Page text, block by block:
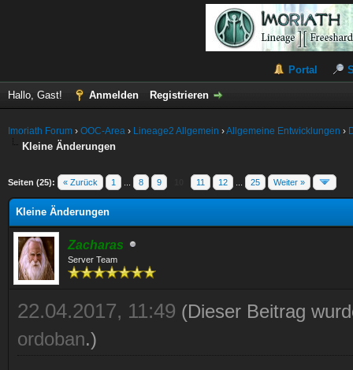
Portal
Hallo, Gast! Anmelden Registrieren
Imoriath Forum › OOC-Area › Lineage2 Allgemein ›Allgemeine Entwicklungen ›
Kleine Änderungen
Seiten (25): « Zurück 1 8 9 11 12 25 Weiter »
Kleine Änderungen
Zacharas
Server Team
22.04.2017, 11:49 (Dieser Beitrag
ordoban.)